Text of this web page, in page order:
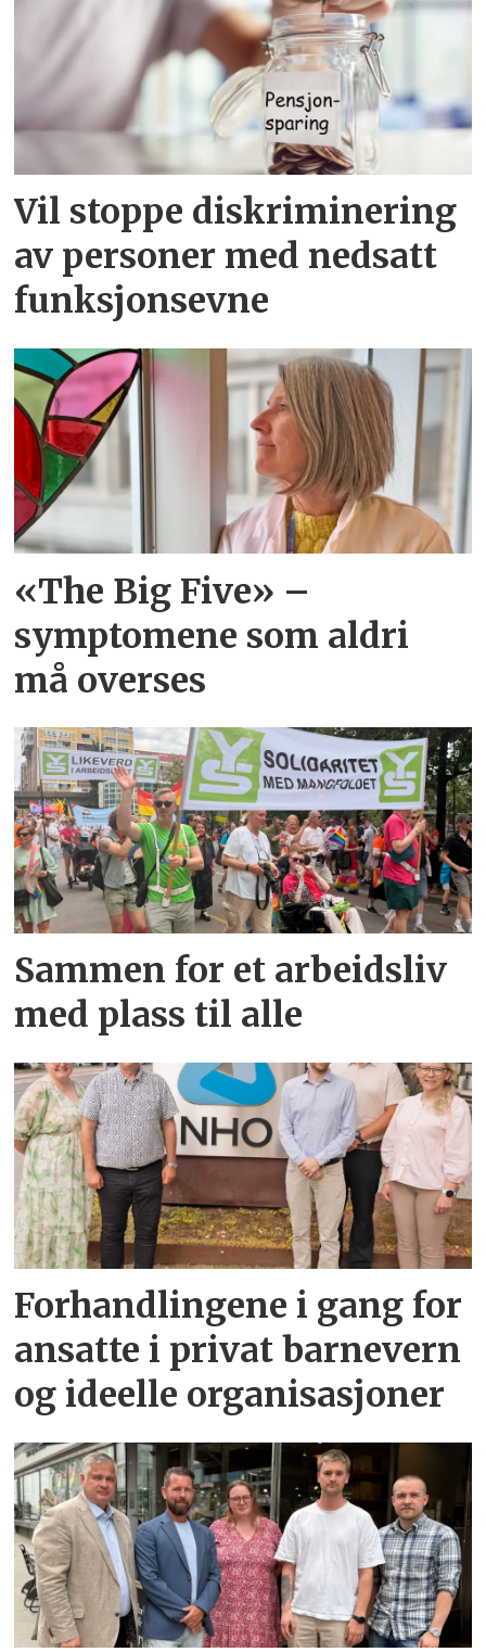
Vil stoppe diskriminering
av personer med nedsatt
funksjonsevne
«The Big Five» –
symptomene som aldri
må overses
Sammen for et arbeidsliv
med plass til alle
Forhandlingene i gang for
ansatte i privat barnevern
og ideelle organisasjoner